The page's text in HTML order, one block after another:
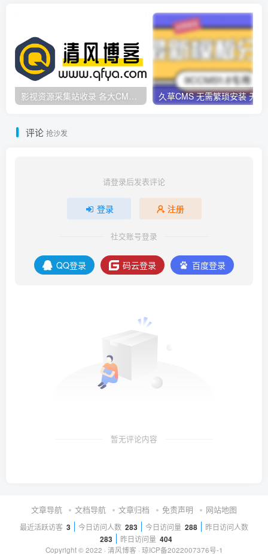
影视资源采集站收录 各大CMS采集资源站网址合集
评论 抢沙发
请登录后发表评论
登录 注册
社交账号登录
QQ登录 码云登录 百度登录
暂无评论内容
文章导航 文档导航 文章归档 免责声明 网站地图
最近活跃访客 3 今日访问人数 283 今日访问量 288 昨日访问人数
283 昨日访问量 404
Copyright © 2022 · 清风博客 · 琼ICP备2022007376号-1